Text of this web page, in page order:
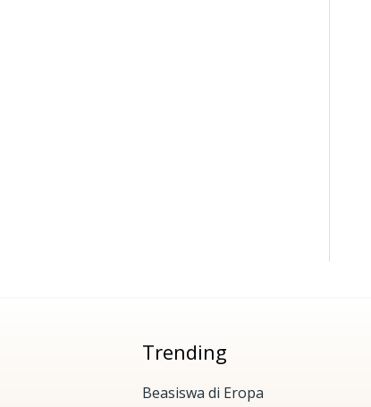
Trending
Beasiswa di Eropa